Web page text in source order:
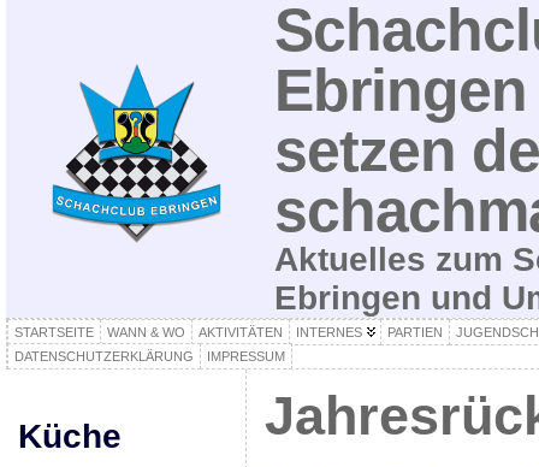
setzen
Aktuelles zum
Ebringen und
STARTSEITE WANN & WO AKTIVITÄTEN INTERNES PARTIEN
DATENSCHUTZERKLÄRUNG
IMPRESSUM
Küche